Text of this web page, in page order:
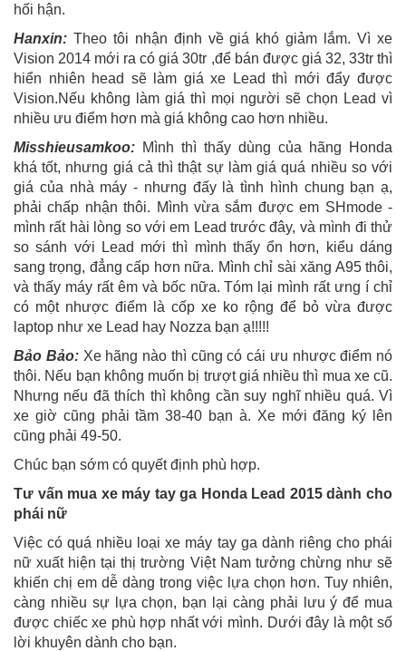
hối hận.
Hanxin: Theo tôi nhận định về giá khó giảm lắm. Vì xe
Vision 2014 mới ra có giá 30tr ,để bán được giá 32, 33tr thì
hiển nhiên head sẽ làm giá xe Lead thì mới đẩy được
Vision.Nếu không làm giá thì mọi người sẽ chọn Lead vì
nhiều ưu điểm hơn mà giá không cao hơn nhiều.
Misshieusamkoo: Mình thì thấy dùng của hãng Honda
khá tốt, nhưng giá cả thì thật sự làm giá quá nhiều so với
giá của nhà máy - nhưng đấy là tình hình chung bạn ạ,
phải chấp nhận thôi. Mình vừa sắm được em SHmode -
mình rất hài lòng so với em Lead trước đây, và mình đi thử
so sánh với Lead mới thì mình thấy ổn hơn, kiểu dáng
sang trọng, đẳng cấp hơn nữa. Mình chỉ sài xăng A95 thôi,
và thấy máy rất êm và bốc nữa. Tóm lại mình rất ưng í chỉ
có một nhược điểm là cốp xe ko rộng để bỏ vừa được
laptop như xe Lead hay Nozza bạn ạ!!!!!
Bảo Bảo:Xe hãng nào thì cũng có cái ưu nhược điểm nó
thôi. Nếu bạn không muốn bị trượt giá nhiều thì mua xe cũ.
Nhưng nếu đã thích thì không cần suy nghĩ nhiều quá. Vì
xe giờ cũng phải tầm 38-40 bạn à. Xe mới đăng ký lên
cũng phải 49-50.
Chúc bạn sớm có quyết định phù hợp.
Tư vấn mua xe máy tay ga Honda Lead 2015 dành cho
phái nữ
Việc có quá nhiều loại xe máy tay ga dành riêng cho phái
nữ xuất hiện tại thị trường Việt Nam tưởng chừng như sẽ
khiến chị em dễ dàng trong việc lựa chọn hơn. Tuy nhiên,
càng nhiều sự lựa chọn, bạn lại càng phải lưu ý để mua
được chiếc xe phù hợp nhất với mình. Dưới đây là một số
lời khuyên dành cho bạn.